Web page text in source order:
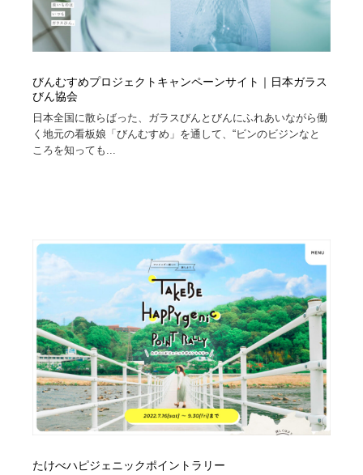
びんむすめプロジェクトキャンペーンサイト｜日本ガラス
びん協会
日本全国に散らばった、ガラスびんとびんにふれあいながら働
く地元の看板娘「びんむすめ」を通して、“ビンのビジンなと
ころを知っても...
たけべハピジェニックポイントラリー